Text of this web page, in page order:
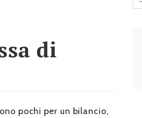
di
pochi per un bilancio,